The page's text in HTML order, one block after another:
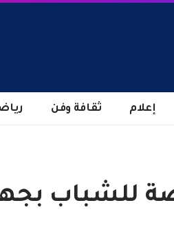
إعلام ثقافة وفن
للشباب